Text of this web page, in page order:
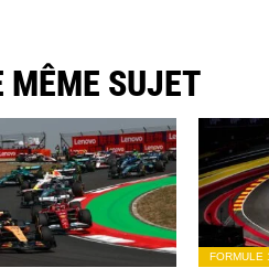
MÊME SUJET
FORMULE